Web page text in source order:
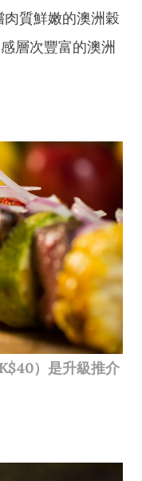
質鮮嫩的澳洲穀
層次豐富的澳洲
）是升級推介